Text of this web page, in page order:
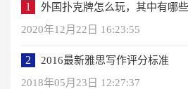
1
外国扑克牌怎么玩，其中有哪
2020年12月22日 16:23:55
2
2016最新雅思写作评分标准
2018年05月23日 12:27:37